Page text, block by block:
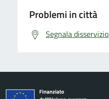
Problemi in città
Segnala disservizio